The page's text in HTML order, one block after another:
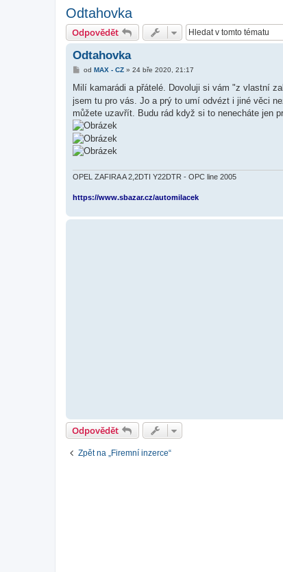
Odtahovka
Odpovědět
Odtahovka
P
í
p
ě
v
e
k
od MAX - CZ» 24 bře 2020, 21:17
Milí kamarádi a přátelé. Dovoluji si vám "z vlastní
jsem tu pro vás. Jo a prý to umí odvézt i jiné věci
můžete uzavřít. Budu rád když si to nenecháte jen
OPEL ZAFIRA A 2,2DTI Y22DTR - OPC line 2005
https://www.sbazar.cz/automilacek
Odpovědět
Zpět na „Firemní inzerce“